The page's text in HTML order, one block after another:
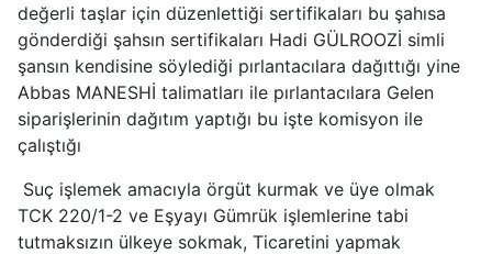
değerli taşlar için düzenlettiği sertifikaları bu şahısa
gönderdiği şahsın sertifikaları Hadi GÜLROOZİ simli
şansın kendisine söylediği pırlantacılara dağıttığı yine
Abbas MANESHİ talimatları ile pırlantacılara Gelen
siparişlerinin dağıtım yaptığı bu işte komisyon ile
çalıştığı
Suç işlemek amacıyla örgüt kurmak ve üye olmak
TCK 220/1-2 ve Eşyayı Gümrük işlemlerine tabi
tutmaksızın ülkeye sokmak, Ticaretini yapmak